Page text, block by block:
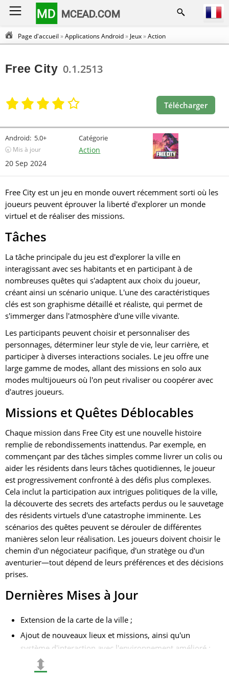
MD MCEAD.COM
Page d'accueil »Applications Android» Jeux»Action
Free City 0.1.2513
Télécharger
Android: 5.0+
🕣 Mis à jour
20 Sep 2024
Catégorie
Action
Free City est un jeu en monde ouvert récemment sorti où les
joueurs peuvent éprouver la liberté d'explorer un monde
virtuel et de réaliser des missions.
Tâches
La tâche principale du jeu est d'explorer la ville en
interagissant avec ses habitants et en participant à de
nombreuses quêtes qui s'adaptent aux choix du joueur,
créant ainsi un scénario unique. L'une des caractéristiques
clés est son graphisme détaillé et réaliste, qui permet de
s'immerger dans l'atmosphère d'une ville vivante.
Les participants peuvent choisir et personnaliser des
personnages, déterminer leur style de vie, leur carrière, et
participer à diverses interactions sociales. Le jeu offre une
large gamme de modes, allant des missions en solo aux
modes multijoueurs où l'on peut rivaliser ou coopérer avec
d'autres joueurs.
Missions et Quêtes Déblocables
Chaque mission dans Free City est une nouvelle histoire
remplie de rebondissements inattendus. Par exemple, en
commençant par des tâches simples comme livrer un colis ou
aider les résidents dans leurs tâches quotidiennes, le joueur
est progressivement confronté à des défis plus complexes.
Cela inclut la participation aux intrigues politiques de la ville,
la découverte des secrets des artefacts perdus ou le sauvetage
des résidents virtuels d'une catastrophe imminente. Les
scénarios des quêtes peuvent se dérouler de différentes
manières selon leur réalisation. Les joueurs doivent choisir le
chemin d'un négociateur pacifique, d'un stratège ou d'un
aventurier—tout dépend de leurs préférences et des décisions
prises.
Dernières Mises à Jour
Extension de la carte de la ville ;
Ajout de nouveaux lieux et missions, ainsi qu'un
système d'interaction avec l'environnement amélioré ;
Amélioration de la physique du jeu et optimisation des
⬍